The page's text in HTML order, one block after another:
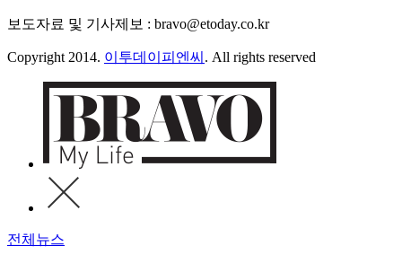
보도자료 및 기사제보 : bravo@etoday.co.kr
Copyright 2014. 이투데이피엔씨 . All rights reserved
전체뉴스